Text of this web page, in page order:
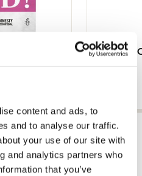
content and ads, to
and to analyse our traffic.
your use of our site with
and analytics partners who
that you’ve
Eine kurze
Sprachen